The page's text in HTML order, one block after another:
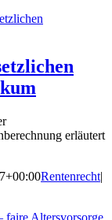
erläutert
Rentenrecht|